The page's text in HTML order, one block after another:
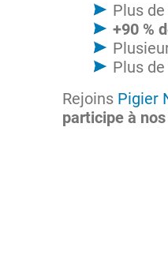
Plus de
+90 %
Plus de
Rejoins Pigier
participe à